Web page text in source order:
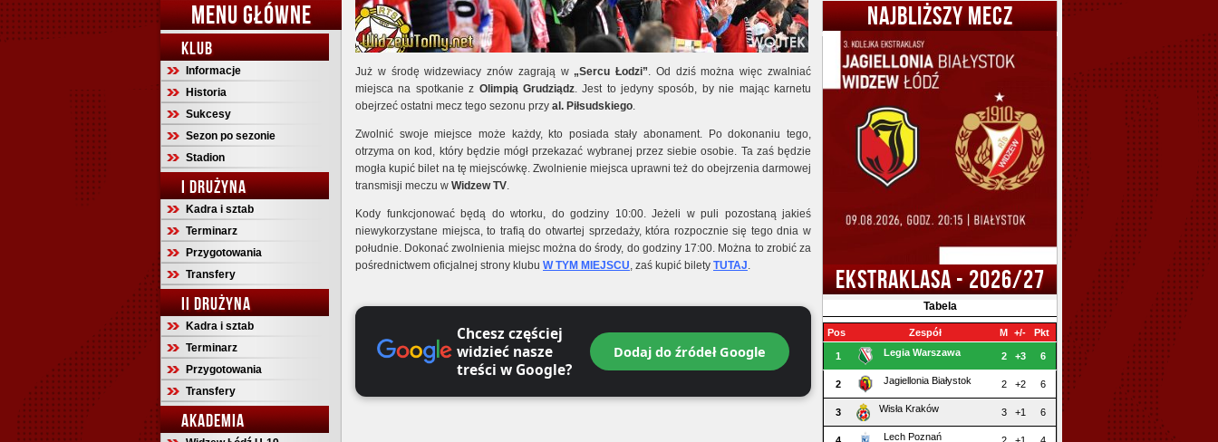
MENU GŁÓWNE
KLUB
Informacje
Historia
Sukcesy
Sezon po sezonie
Stadion
I DRUŻYNA
Kadra i sztab
Terminarz
Przygotowania
Transfery
II DRUŻYNA
Kadra i sztab
Terminarz
Przygotowania
Transfery
AKADEMIA
Już w środę widzewiacy znów zagrają w „Sercu Łodzi”. Od dziś można więc zwalniać
miejsca na spotkanie z Olimpią Grudziądz. Jest to jedyny sposób, by nie mając karnetu
obejrzeć ostatni mecz tego sezonu przy al. Piłsudskiego.
Zwolnić swoje miejsce może każdy, kto posiada stały abonament. Po dokonaniu tego,
otrzyma on kod, który będzie mógł przekazać wybranej przez siebie osobie. Ta zaś będzie
mogła kupić bilet na tę miejscówkę. Zwolnienie miejsca uprawni też do obejrzenia darmowej
transmisji meczu w Widzew TV.
Kody funkcjonować będą do wtorku, do godziny 10:00. Jeżeli w puli pozostaną jakieś
niewykorzystane miejsca, to trafią do otwartej sprzedaży, która rozpocznie się tego dnia w
południe. Dokonać zwolnienia miejsc można do środy, do godziny 17:00. Można to zrobić za
pośrednictwem oficjalnej strony klubu W TYM MIEJSCU, zaś kupić bilety TUTAJ.
Chcesz częściej
widzieć nasze
treści w Google?
Dodaj do źródeł Google
NAJBLIŻSZY MECZ
EKSTRAKLASA - 2026/27
Tabela
Pos Zespół M +/- Pkt
1 Legia Warszawa 2 +3 6
2 Jagiellonia Białystok 2 +2 6
3 Wisła Kraków 3 +1 6
4 Lech Poznań 2 +1 4